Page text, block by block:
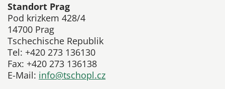
Standort Prag
Pod krizkem 428/4
14700 Prag
Tschechische Republik
Tel: +420 273 136130
Fax: +420 273 136138
E-Mail: info@tschopl.cz